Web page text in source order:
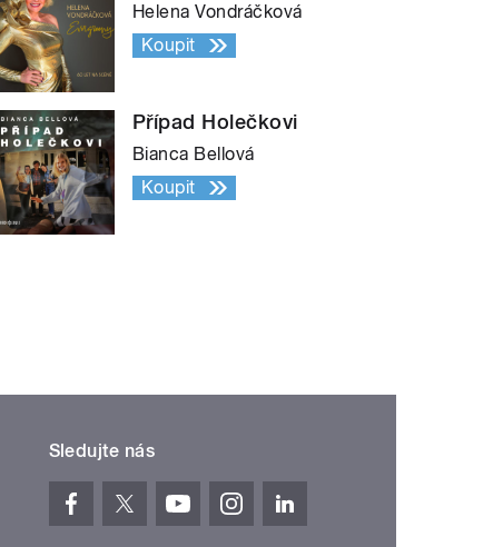
Helena Vondráčková
Koupit
Případ Holečkovi
Bianca Bellová
Koupit
Sledujte nás